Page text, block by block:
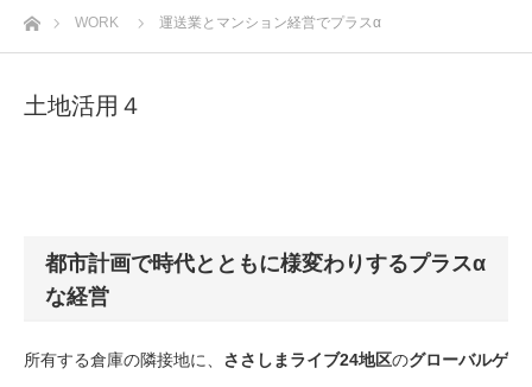
ホームWORK 運送業とマンション経営でプラスα
土地活用４
都市計画で時代とともに様変わりするプラスα
な経営
所有する倉庫の隣接地に、 ささしまライブ24地区のグローバルゲ